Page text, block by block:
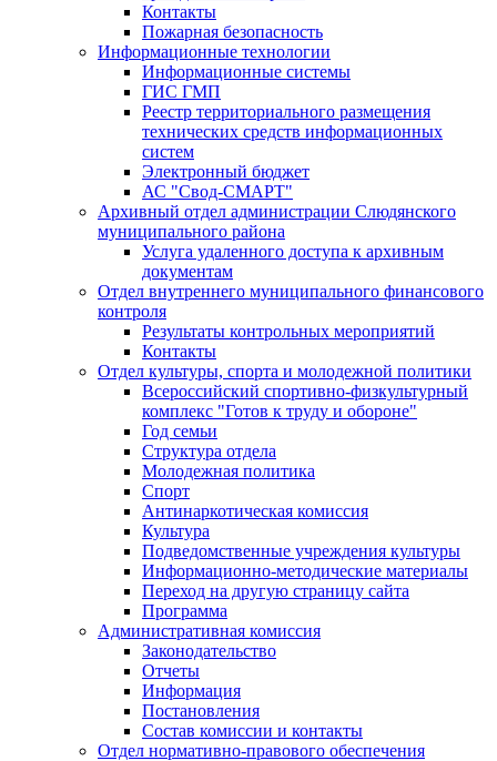
Контакты
Пожарная безопасность
Информационные технологии
Информационные системы
ГИС ГМП
Реестр территориального размещения
технических средств информационных
систем
Электронный бюджет
АС "Свод-СМАРТ"
Архивный отдел администрации Слюдянского
муниципального района
Услуга удаленного доступа к архивным
документам
Отдел внутреннего муниципального финансового
контроля
Результаты контрольных мероприятий
Контакты
Отдел культуры, спорта и молодежной политики
Всероссийский спортивно-физкультурный
комплекс "Готов к труду и обороне"
Год семьи
Структура отдела
Молодежная политика
Спорт
Антинаркотическая комиссия
Культура
Подведомственные учреждения культуры
Информационно-методические материалы
Переход на другую страницу сайта
Программа
Административная комиссия
Законодательство
Отчеты
Информация
Постановления
Состав комиссии и контакты
Отдел нормативно-правового обеспечения